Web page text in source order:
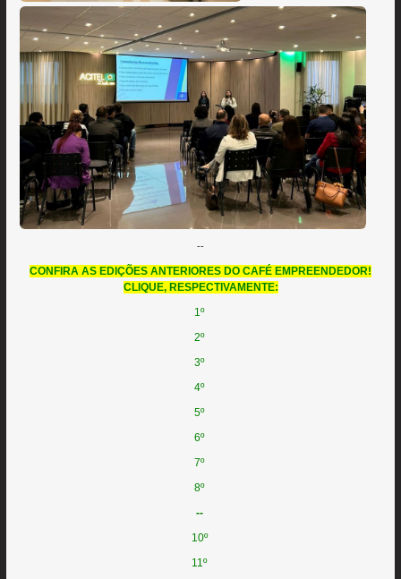
--
CONFIRA AS EDIÇÕES ANTERIORES DO CAFÉ EMPREENDEDOR!
CLIQUE, RESPECTIVAMENTE:
1º
2º
3º
4º
5º
6º
7º
8º
--
10º
11º